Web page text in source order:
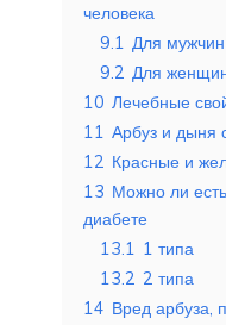
человека
9.1 Для мужчин
9.2 Для
10 Лечебные
11 Арбуз и дыня
12 Красные и
13 Можно ли
диабете
13.1 1 типа
13.2 2 типа
14 Вред арбуза,